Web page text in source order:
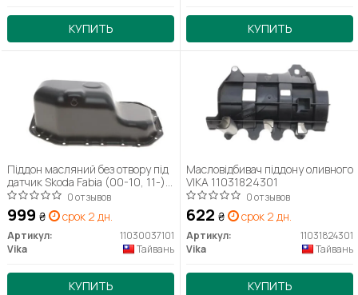
КУПИТЬ КУПИТЬ
Піддон масляний без отвору під
датчик Skoda Fabia (00-10, 11-),
Octavia (04-08)/VW Golf (06-
14), Polo (02-14) (11030037101)
VIKA
0 отзывов
999 ₴ срок 2 дн.
Артикул:
11030037101
Vika
Тайвань
КУПИТЬ
Масловідбивач піддону оливного
VIKA 11031824301
0 отзывов
622 ₴ срок 2 дн.
Артикул:
11031824301
Vika
Тайвань
КУПИТЬ